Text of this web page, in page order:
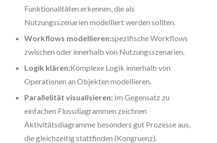
Funktionalitäten erkennen, die als
Nutzungsszenarien modelliert werden sollten.
Workflows modellieren:spezifische Workflows
zwischen oder innerhalb von Nutzungsszenarien.
Logik klären:Komplexe Logik innerhalb von
Operationen an Objekten modellieren.
Parallelität visualisieren: Im Gegensatz zu
einfachen Flussdiagrammen zeichnen
Aktivitätsdiagramme besonders gut Prozesse aus,
die gleichzeitig stattfinden (Kongruenz).